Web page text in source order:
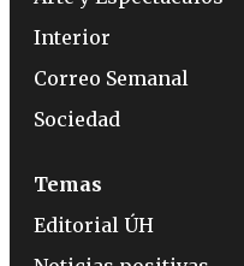
Interior
Correo Semanal
Sociedad
Temas
Editorial ÚH